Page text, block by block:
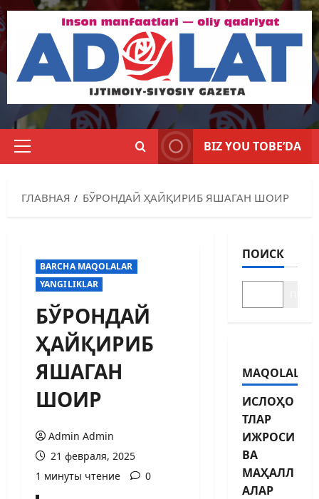
BIZ YOU TOBE’DA
ГЛАВНАЯ БЎРОНДАЙ ҲАЙҚИРИБ ЯШАГАН ШОИР
BARCHA MAQOLALAR
YANGILIKLAR
БЎРОНДАЙ
ҲАЙҚИРИБ
ЯШАГАН
ШОИР
Admin Admin
21 февраля, 2025
1 минуты чтение
0
ПОИСК
MAQOLALAR
ИСЛОҲО
ТЛАР
ИЖРОСИ
ВА
МАҲАЛЛ
АЛАР